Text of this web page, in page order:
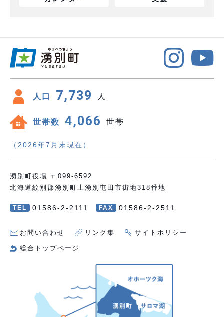
人口 7,739 人
世帯数 4,066 世帯
（2026年7月末現在）
湧別町役場 〒099-6592
北海道紋別郡湧別町上湧別屯田市街地318番地
TEL 01586-2-2111 FAX 01586-2-2511
お問い合わせ リンク集 サイトポリシー
総合トップページ